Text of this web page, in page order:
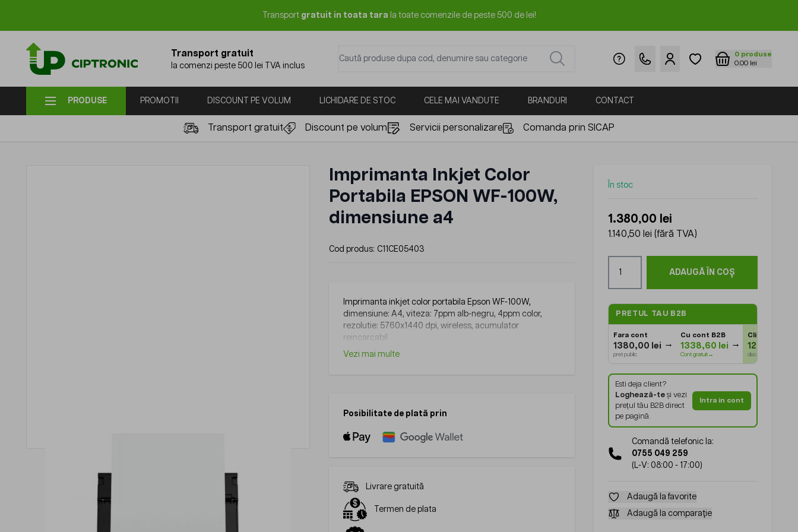
Transport gratuit in toata tara la toate comenzile de peste 500 de lei!
Transport gratuit
la comenzi peste 500 lei TVA inclus
0 produse
0.00 lei
PRODUSE PROMOTII DISCOUNT PE VOLUM LICHIDARE DE STOC CELE MAI VANDUTE BRANDURI CONTACT
Transport gratuit Discount pe volum Servicii personalizare Comanda prin SICAP
Imprimanta Inkjet Color
Portabila EPSON WF-100W,
dimensiune a4
Cod produs: C11CE05403
Imprimanta inkjet color portabila Epson WF-100W,
dimensiune: A4, viteza: 7ppm alb-negru, 4ppm color,
rezolutie: 5760x1440 dpi, wireless, acumulator
reincarcabil
Vezi mai multe
În stoc
1.380,00 lei
1.140,50 lei (fără TVA)
ADAUGĂ ÎN COȘ
PRETUL TAU B2B
Fara cont
1380,00 lei
pret public
Cu cont B2B
1338,60 lei
Cont gratuit→
Client Gold
1283,40 lei
disc. loialitate
Esti deja client?
Loghează-teși vezi
prețul tău B2B direct
pe pagină.
Intra in cont
Comandă telefonic la:
0755 049 259
(L-V: 08:00 - 17:00)
Adaugă la favorite
Adaugă la comparație
Posibilitate de plată prin
Livrare gratuită
Termen de plata